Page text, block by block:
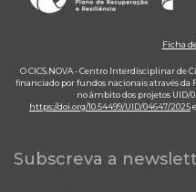
Ficha
O CICS.NOVA - Centro Interdisciplinar de
financiado por fundos nacionais através da
no âmbito dos projetos UID/
https://doi.org/10.54499/UID/04647/2025e
Subscreva a